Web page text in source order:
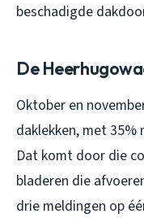
beschadigde
De
Oktober en
daklekken, met
Dat komt door die
bladeren die
drie meldingen op